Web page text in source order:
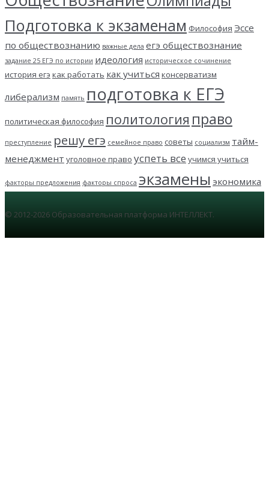
Подготовка к экзаменам Философия Эссе
по обществознанию важные дела егэ обществознание
задание 25 ЕГЭ по истории идеология историческое сочинение
история егэ как работать как учиться консерватизм
либерализм память подготовка к ЕГЭ
политическая философия политология право
преступление решу егэ семейное право советы социализм тайм-
менеджмент уголовное право успеть все учимся учиться
факторы предложения факторы спроса экзамены экономика
© 2012-2026 Образовательная платформа ИНТЕЛЛЕКТ.